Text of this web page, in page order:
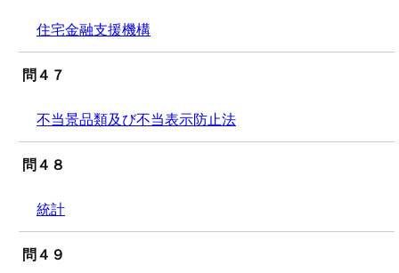
住宅金融支援機構
問４７
不当景品類及び不当表示防止法
問４８
統計
問４９